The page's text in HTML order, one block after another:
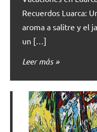
Recuerdos Luarca:
aroma a salitre y el
un […]
Leer más